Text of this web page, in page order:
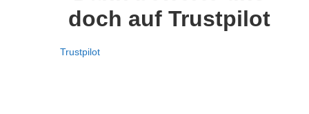
doch auf Trustpilot
Trustpilot